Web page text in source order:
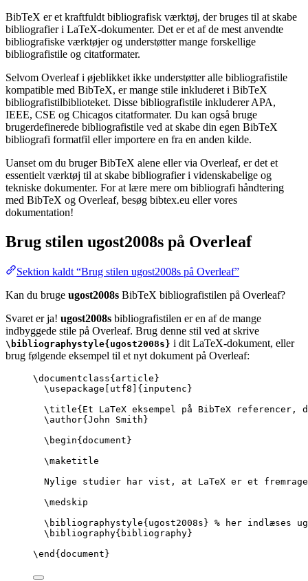
BibTeX er et kraftfuldt bibliografisk værktøj, der bruges til at skabe
bibliografier i LaTeX-dokumenter. Det er et af de mest anvendte
bibliografiske værktøjer og understøtter mange forskellige
bibliografistile og citatformater.
Selvom Overleaf i øjeblikket ikke understøtter alle bibliografistile
kompatible med BibTeX, er mange stile inkluderet i BibTeX
bibliografistilbiblioteket. Disse bibliografistile inkluderer APA,
IEEE, CSE og Chicagos citatformater. Du kan også bruge
brugerdefinerede bibliografistile ved at skabe din egen BibTeX
bibliografi formatfil eller importere en fra en anden kilde.
Uanset om du bruger BibTeX alene eller via Overleaf, er det et
essentielt værktøj til at skabe bibliografier i videnskabelige og
tekniske dokumenter. For at lære mere om bibliografi håndtering
med BibTeX og Overleaf, besøg bibtex.eu eller vores
dokumentation!
Brug stilen ugost2008s på Overleaf
Sektion kaldt “Brug stilen ugost2008s på Overleaf”
Kan du bruge ugost2008s BibTeX bibliografistilen på Overleaf?
Svaret er ja! ugost2008s bibliografistilen er en af de mange
indbyggede stile på Overleaf. Brug denne stil ved at skrive
\bibliographystyle{ugost2008s} i dit LaTeX-dokument, eller
brug følgende eksempel til et nyt dokument på Overleaf:
\documentclass{ article }
\usepackage
utf8 ]{ inputenc }
\title{Et LaTeX eksempel på BibTeX
\author{John Smith}
\begin{ document }
\maketitle
Nylige studier har vist, at LaTeX er et
\medskip
\bibliographystyle{ugost2008s} % her indlæses
\bibliography{bibliography}
\end { document }